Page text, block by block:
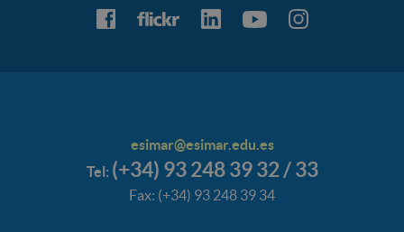
esimar@esimar.edu.es
Tel: (+34) 93 248 39 32 / 33
Fax: (+34) 93 248 39 34